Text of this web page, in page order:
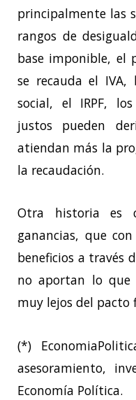
principalmente las
rangos de
base imponible, el
se recauda el
social, el IRPF,
justos pueden
atiendan más la
la recaudación.
Otra historia es
ganancias, que
beneficios a través
no aportan lo que
muy lejos del pacto
(*)
asesoramiento,
Economía Política.